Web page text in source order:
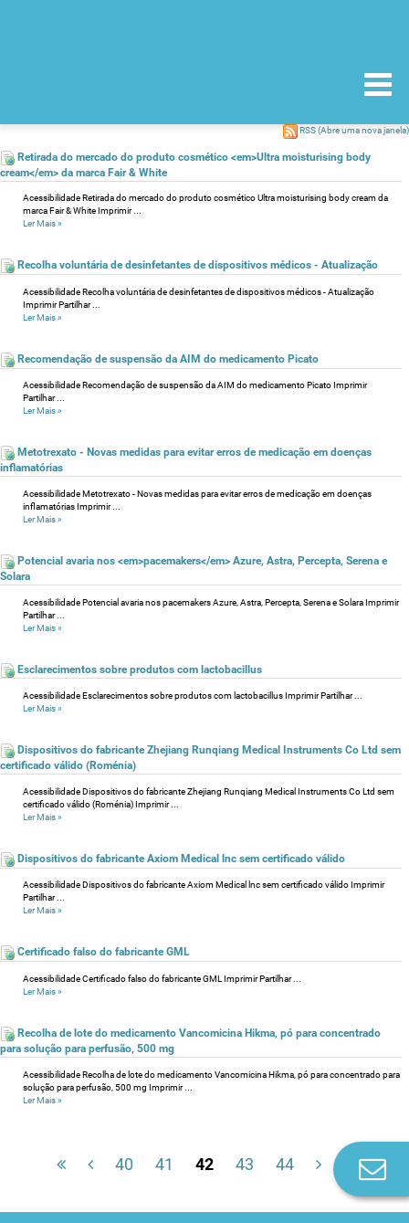
RSS(Abre uma nova janela)
Retirada do mercado do produto cosmético <em>Ultra moisturising body
cream</em> da marca Fair & White
Acessibilidade Retirada do mercado do produto cosmético Ultra moisturising body cream da
marca Fair & White Imprimir ...
Ler Mais»
Recolha voluntária de desinfetantes de dispositivos médicos - Atualização
Acessibilidade Recolha voluntária de desinfetantes de dispositivos médicos - Atualização
Imprimir Partilhar ...
Ler Mais»
Recomendação de suspensão da AIM do medicamento Picato
Acessibilidade Recomendação de suspensão da AIM do medicamento Picato Imprimir
Partilhar ...
Ler Mais»
Metotrexato - Novas medidas para evitar erros de medicação em doenças
inflamatórias
Acessibilidade Metotrexato - Novas medidas para evitar erros de medicação em doenças
inflamatórias Imprimir ...
Ler Mais»
Potencial avaria nos <em>pacemakers</em> Azure, Astra, Percepta, Serena e
Solara
Acessibilidade Potencial avaria nos pacemakers Azure, Astra, Percepta, Serena e Solara Imprimir
Partilhar ...
Ler Mais»
Esclarecimentos sobre produtos com lactobacillus
Acessibilidade Esclarecimentos sobre produtos com lactobacillus Imprimir Partilhar ...
Ler Mais»
Dispositivos do fabricante Zhejiang Runqiang Medical Instruments Co Ltd sem
certificado válido (Roménia)
Acessibilidade Dispositivos do fabricante Zhejiang Runqiang Medical Instruments Co Ltd sem
certificado válido (Roménia) Imprimir ...
Ler Mais»
Dispositivos do fabricante Axiom Medical lnc sem certificado válido
Acessibilidade Dispositivos do fabricante Axiom Medical lnc sem certificado válido Imprimir
Partilhar ...
Ler Mais»
Certificado falso do fabricante GML
Acessibilidade Certificado falso do fabricante GML Imprimir Partilhar ...
Ler Mais»
Recolha de lote do medicamento Vancomicina Hikma, pó para concentrado
para solução para perfusão, 500 mg
Acessibilidade Recolha de lote do medicamento Vancomicina Hikma, pó para concentrado para
solução para perfusão, 500 mg Imprimir ...
Ler Mais»
40 41 42 43 44